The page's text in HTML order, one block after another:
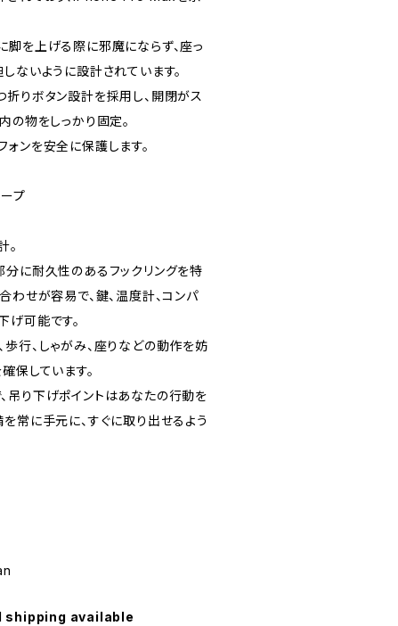
脚を上げる際に邪魔にならず、座っ
ないように設計されています。
りボタン設計を採用し、開閉がス
の物をしっかり固定。
ンを安全に保護します。
プ
。
分に耐久性のあるフックリングを特
わせが容易で、鍵、温度計、コンパ
げ可能です。
行、しゃがみ、座りなどの動作を妨
保しています。
吊り下げポイントはあなたの行動を
常に手元に、すぐに取り出せるよう
available